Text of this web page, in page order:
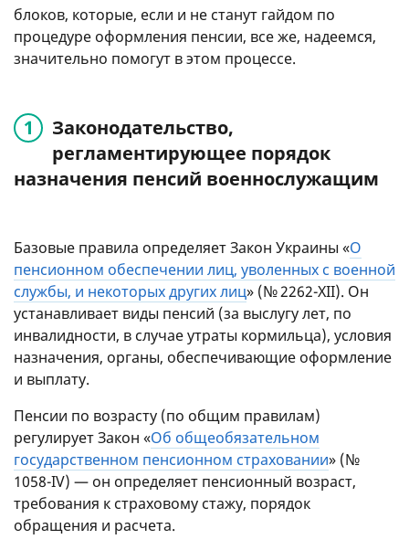
блоков, которые, если и не станут гайдом по
процедуре оформления пенсии, все же, надеемся,
значительно помогут в этом процессе.
Законодательство,
регламентирующее порядок
назначения пенсий военнослужащим
Базовые правила определяет Закон Украины «О
пенсионном обеспечении лиц, уволенных с военной
службы, и некоторых других лиц» (№ 2262-XII). Он
устанавливает виды пенсий (за выслугу лет, по
инвалидности, в случае утраты кормильца), условия
назначения, органы, обеспечивающие оформление
и выплату.
Пенсии по возрасту (по общим правилам)
регулирует Закон «Об общеобязательном
государственном пенсионном страховании» (№
1058-IV) — он определяет пенсионный возраст,
требования к страховому стажу, порядок
обращения и расчета.